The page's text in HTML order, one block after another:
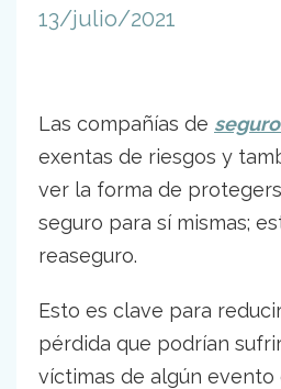
13/julio/2021
Las compañías de
exentas de riesgos y
ver la forma de
seguro para sí mismas;
reaseguro.
Esto es clave para
pérdida que podrían
víctimas de algún evento